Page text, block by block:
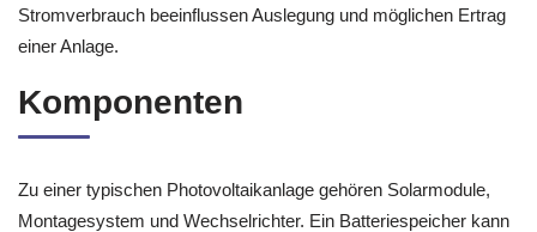
Stromverbrauch beeinflussen Auslegung und möglichen Ertrag
einer Anlage.
Komponenten
Zu einer typischen Photovoltaikanlage gehören Solarmodule,
Montagesystem und Wechselrichter. Ein Batteriespeicher kann